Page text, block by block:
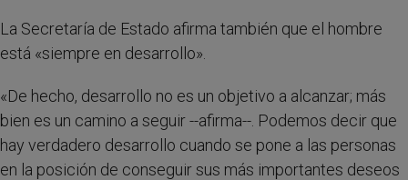
La Secretaría de Estado afirma también que el hombre
está «siempre en desarrollo».
«De hecho, desarrollo no es un objetivo a alcanzar; más
bien es un camino a seguir --afirma--. Podemos decir que
hay verdadero desarrollo cuando se pone a las personas
en la posición de conseguir sus más importantes deseos